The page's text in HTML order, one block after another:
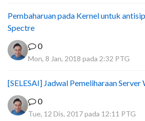
Pembaharuan pada Kernel untuk
Spectre
0
Mon, 8 Jan, 2018 pada 2:32 PTG
[SELESAI] Jadwal Pemeliharaan Server
0
Tue, 12 Dis, 2017 pada 12:11 PTG